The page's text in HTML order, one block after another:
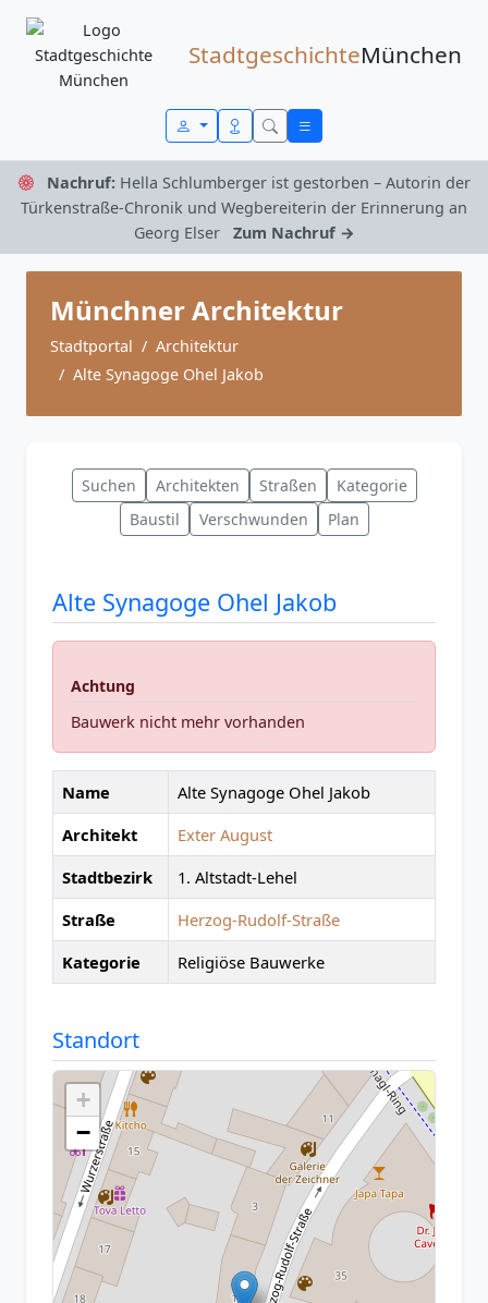
StadtgeschichteMünchen
Nachruf: Hella Schlumberger ist gestorben – Autorin der
Türkenstraße-Chronik und Wegbereiterin der Erinnerung an
Georg Elser
Zum Nachruf →
Münchner Architektur
Stadtportal
Architektur
Alte Synagoge Ohel Jakob
Suchen Architekten Straßen
Kategorie
Baustil
Verschwunden Plan
Alte Synagoge Ohel Jakob
Achtung
Bauwerk nicht mehr vorhanden
Name
Alte Synagoge Ohel Jakob
Architekt
Exter August
Stadtbezirk
1. Altstadt-Lehel
Straße
Herzog-Rudolf-Straße
Kategorie
Religiöse Bauwerke
Standort
+
−